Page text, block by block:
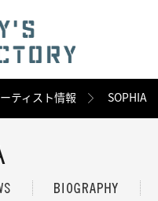
ティスト情報 SOPHIA